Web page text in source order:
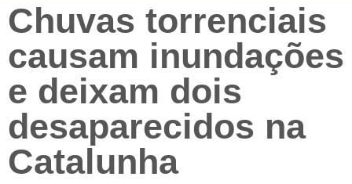
Chuvas torrenciais
causam inundações
e deixam dois
desaparecidos na
Catalunha